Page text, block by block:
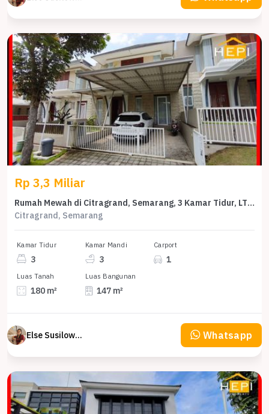
Rp 3,3 Miliar
Rumah Mewah di Citragrand, Semarang, 3 Kamar Tidur, LT 180m²
Citragrand, Semarang
Kamar Tidur
3
Kamar Mandi
3
Carport
1
Luas Tanah
180 m²
Luas Bangunan
147 m²
Else Susilowaty Whatsapp